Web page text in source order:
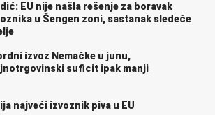
EU nije našla rešenje za boravak
u Šengen zoni, sastanak sledeće
izvoz Nemačke u junu,
suficit ipak manji
najveći izvoznik piva u EU